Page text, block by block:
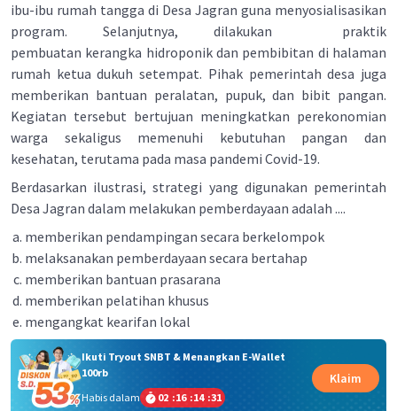
ibu-ibu rumah tangga di Desa Jagran guna menyosialisasikan
program. Selanjutnya, dilakukan praktik
pembuatan kerangka hidroponik dan pembibitan di halaman
rumah ketua dukuh setempat. Pihak pemerintah desa juga
memberikan bantuan peralatan, pupuk, dan bibit pangan.
Kegiatan tersebut bertujuan meningkatkan perekonomian
warga sekaligus memenuhi kebutuhan pangan dan
kesehatan, terutama pada masa pandemi Covid-19.
Berdasarkan ilustrasi, strategi yang digunakan pemerintah
Desa Jagran dalam melakukan pemberdayaan adalah ....
memberikan pendampingan secara berkelompok
melaksanakan pemberdayaan secara bertahap
memberikan bantuan prasarana
memberikan pelatihan khusus
mengangkat kearifan lokal
Ikuti Tryout SNBT & Menangkan E-Wallet
100rb
Habis dalam
02 :16 :14 :31
Klaim